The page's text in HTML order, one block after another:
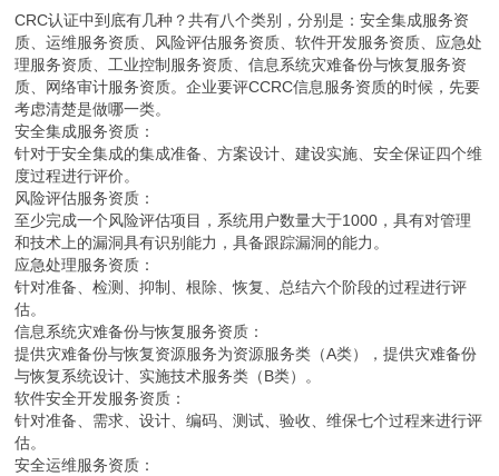
CRC认证中到底有几种？共有八个类别，分别是：安全集成服务资
质、运维服务资质、风险评估服务资质、软件开发服务资质、应急处
理服务资质、工业控制服务资质、信息系统灾难备份与恢复服务资
质、网络审计服务资质。企业要评CCRC信息服务资质的时候，先要
考虑清楚是做哪一类。
安全集成服务资质：
针对于安全集成的集成准备、方案设计、建设实施、安全保证四个维
度过程进行评价。
风险评估服务资质：
至少完成一个风险评估项目，系统用户数量大于1000，具有对管理
和技术上的漏洞具有识别能力，具备跟踪漏洞的能力。
应急处理服务资质：
针对准备、检测、抑制、根除、恢复、总结六个阶段的过程进行评
估。
信息系统灾难备份与恢复服务资质：
提供灾难备份与恢复资源服务为资源服务类（A类），提供灾难备份
与恢复系统设计、实施技术服务类（B类）。
软件安全开发服务资质：
针对准备、需求、设计、编码、测试、验收、维保七个过程来进行评
估。
安全运维服务资质：